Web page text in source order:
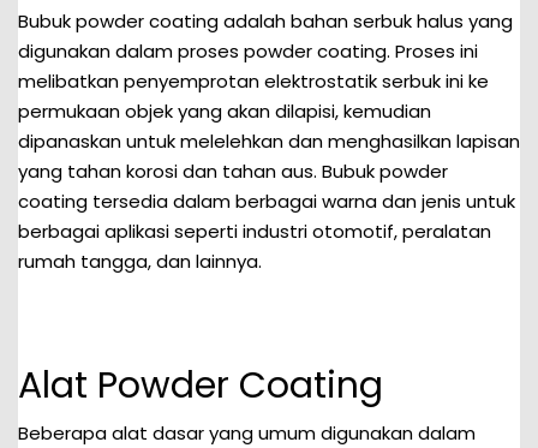
Bubuk powder coating adalah bahan serbuk halus yang
digunakan dalam proses powder coating. Proses ini
melibatkan penyemprotan elektrostatik serbuk ini ke
permukaan objek yang akan dilapisi, kemudian
dipanaskan untuk melelehkan dan menghasilkan lapisan
yang tahan korosi dan tahan aus. Bubuk powder
coating tersedia dalam berbagai warna dan jenis untuk
berbagai aplikasi seperti industri otomotif, peralatan
rumah tangga, dan lainnya.
Alat Powder Coating
Beberapa alat dasar yang umum digunakan dalam